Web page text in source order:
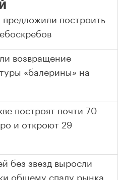
построить
возвращение
«балерины» на
построят почти 70
и откроют 29
без звезд выросли
общему спаду рынка